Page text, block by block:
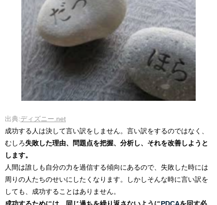
出典:ディズニー.net
成功する人は決して言い訳をしません。言い訳をするのではなく、
むしろ 失敗した理由、問題点を把握、分析し、それを改善しようと
します。
人間は誰しも自分の力を過信する傾向にあるので、失敗した時には
周りの人たちのせいにしたくなります。しかしそんな時に言い訳を
しても、成功することはありません。